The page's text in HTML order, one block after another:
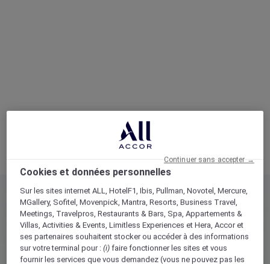
ENTRE LACS ET
MONTAGNES
Cap sur la Haute-Savoie. Pays de la fondue et du
génépi, partez à la découverte d’une gastronomie
gourmande et de paysages à couper le souffle. Un
véritable bol d’air frais.
Cookies et données personnelles
Sur les sites internet ALL, HotelF1, Ibis, Pullman, Novotel, Mercure,
MGallery, Sofitel, Movenpick, Mantra, Resorts, Business Travel,
Meetings, Travelpros, Restaurants & Bars, Spa, Appartements &
Villas, Activities & Events, Limitless Experiences et Hera,Accor et
ses partenaires souhaitent stocker ou accéder à des informations
sur votre terminal pour :(i) faire fonctionner les sites et vous
fournir les services que vous demandez (vous ne pouvez pas les
Continuer sans accepter →